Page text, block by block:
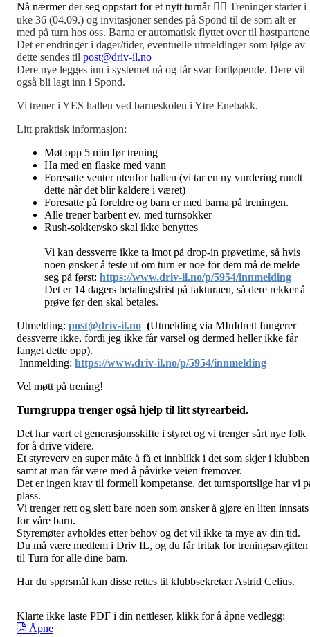
Nå nærmer der seg oppstart for et nytt turnår 🤸‍♂️ Treninger starter i
uke 36 (04.09.) og invitasjoner sendes på Spond til de som alt er
med på turn hos oss. Barna er automatisk flyttet over til
Det er endringer i dager/tider, eventuelle utmeldinger som følge av
dette sendes til post@driv-il.no
Dere nye legges inn i systemet nå og får svar fortløpende. Dere vil
også bli lagt inn i Spond.
Vi trener i YES hallen ved barneskolen i Ytre Enebakk.
Litt praktisk informasjon:
Møt opp 5 min før trening
Ha med en flaske med vann
Foresatte venter utenfor hallen (vi tar en ny vurdering rundt
dette når det blir kaldere i været)
Foresatte på foreldre og barn er med barna på treningen.
Alle trener barbent ev. med turnsokker
Rush-sokker/sko skal ikke benyttes
Vi kan dessverre ikke ta imot på drop-in prøvetime, så hvis
noen ønsker å teste ut om turn er noe for dem må de melde
seg på først: https://www.driv-il.no/p/5954/innmelding
Det er 14 dagers betalingsfrist på fakturaen, så dere rekker å
prøve før den skal betales.
Utmelding: post@driv-il.no (Utmelding via MInIdrett fungerer
dessverre ikke, fordi jeg ikke får varsel og dermed heller ikke får
fanget dette opp).
Innmelding: https://www.driv-il.no/p/5954/innmelding
Vel møtt på trening!
Turngruppa trenger også hjelp til litt styrearbeid.
Det har vært et generasjonsskifte i styret og vi trenger sårt nye folk
for å drive videre.
Et styreverv en super måte å få et innblikk i det som skjer i klubben
samt at man får være med å påvirke veien fremover.
Det er ingen krav til formell kompetanse, det turnsportslige har vi
plass.
Vi trenger rett og slett bare noen som ønsker å gjøre en liten innsats
for våre barn.
Styremøter avholdes etter behov og det vil ikke ta mye av din tid.
Du må være medlem i Driv IL, og du får fritak for treningsavgiften
til Turn for alle dine barn.
Har du spørsmål kan disse rettes til klubbsekretær Astrid Celius.
Klarte ikke laste PDF i din nettleser, klikk for å åpne vedlegg:
Åpne